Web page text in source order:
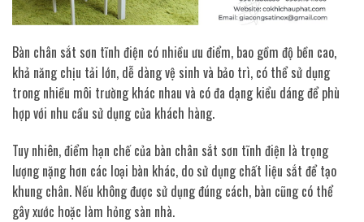
Bàn chân sắt sơn tĩnh điện có nhiều ưu điểm, bao gồm độ bền cao,
khả năng chịu tải lớn, dễ dàng vệ sinh và bảo trì, có thể sử dụng
trong nhiều môi trường khác nhau và có đa dạng kiểu dáng để phù
hợp với nhu cầu sử dụng của khách hàng.
Tuy nhiên, điểm hạn chế của bàn chân sắt sơn tĩnh điện là trọng
lượng nặng hơn các loại bàn khác, do sử dụng chất liệu sắt để tạo
khung chân. Nếu không được sử dụng đúng cách, bàn cũng có thể
gây xước hoặc làm hỏng sàn nhà.